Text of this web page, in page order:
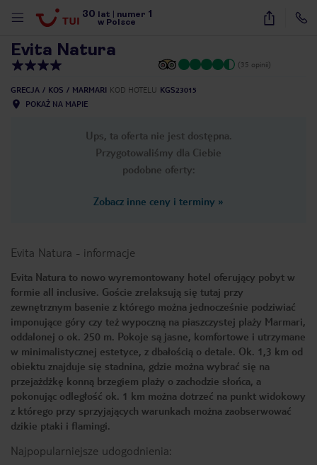
30 lat numer 1
w Polsce
18
Evita Natura
(35 opinii)
GRECJA KOS MARMARI KOD HOTELU KGS23015
POKAŻ NA MAPIE
Ups, ta oferta nie jest dostępna.
Przygotowaliśmy dla Ciebie
podobne oferty:
Zobacz inne ceny i terminy »
Evita Natura - informacje
Evita Natura to nowo wyremontowany hotel oferujący pobyt w
formie all inclusive. Goście zrelaksują się tutaj przy
zewnętrznym basenie z którego można jednocześnie podziwiać
imponujące góry czy też wypoczną na piaszczystej plaży Marmari,
oddalonej o ok. 250 m. Pokoje są jasne, komfortowe i utrzymane
w minimalistycznej estetyce, z dbałością o detale. Ok. 1,3 km od
obiektu znajduje się stadnina, gdzie można wybrać się na
przejażdżkę konną brzegiem plaży o zachodzie słońca, a
pokonując odległość ok. 1 km można dotrzeć na punkt widokowy
z którego przy sprzyjających warunkach można zaobserwować
dzikie ptaki i flamingi.
Najpopularniejsze udogodnienia: